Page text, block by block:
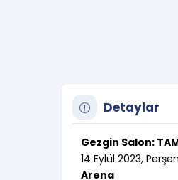
Detaylar
Gezgin Salon:
14 Eylül 2023,
Arena